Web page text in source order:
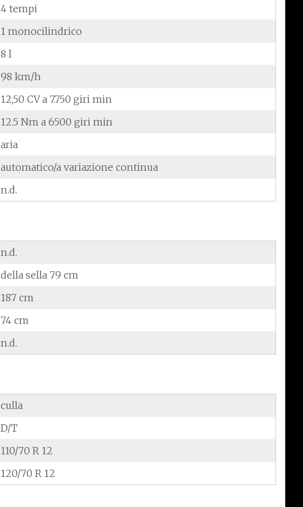
4 tempi
1 monocilindrico
8 l
98 km/h
12,50 CV a 7.750 giri min
12.5 Nm a 6500 giri min
aria
automatico/a variazione continua
n.d.
n.d.
della sella 79 cm
187 cm
74 cm
n.d.
culla
D/T
110/70 R 12
120/70 R 12